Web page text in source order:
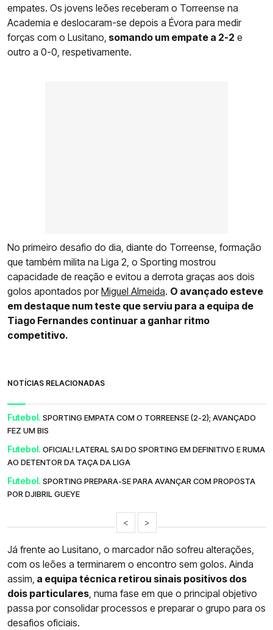
empates. Os jovens leões receberam o Torreense na
Academia e deslocaram-se depois a Évora para medir
forças com o Lusitano, somando um empate a 2-2 e
outro a 0-0, respetivamente.
No primeiro desafio do dia, diante do Torreense, formação
que também milita na Liga 2, o Sporting mostrou
capacidade de reação e evitou a derrota graças aos dois
golos apontados porMiguel Almeida. O avançado esteve
em destaque num teste que serviu para a equipa de
Tiago Fernandes continuar a ganhar ritmo
competitivo.
NOTÍCIAS RELACIONADAS
Futebol. SPORTING EMPATA COM O TORREENSE (2-2); AVANÇADO
FEZ UM BIS
Futebol. OFICIAL! LATERAL SAI DO SPORTING EM DEFINITIVO E RUMA
AO DETENTOR DA TAÇA DA LIGA
Futebol. SPORTING PREPARA-SE PARA AVANÇAR COM PROPOSTA
POR DJIBRIL GUEYE
< >
Já frente ao Lusitano, o marcador não sofreu alterações,
com os leões a terminarem o encontro sem golos. Ainda
assim, a equipa técnica retirou sinais positivos dos
dois particulares , numa fase em que o principal objetivo
passa por consolidar processos e preparar o grupo para os
desafios oficiais.